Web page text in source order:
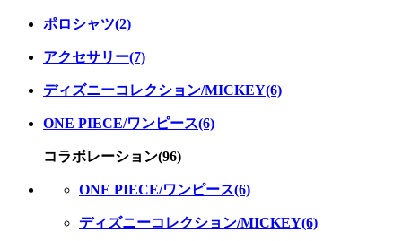
ポロシャツ(2)
アクセサリー(7)
ディズニーコレクション/MICKEY(6)
ONE PIECE/ワンピース(6)
コラボレーション(96)
ONE PIECE/ワンピース(6)
ディズニーコレクション/MICKEY(6)